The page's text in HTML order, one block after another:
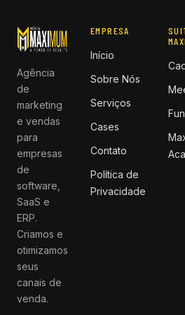
Agência
de
marketing
e vendas
para
empresas
de
software,
SaaS e
ERP.
Criamos e
otimizamos
seus
canais de
venda.
EMPRESA
Início
Sobre Nós
Serviços
Cases
Contato
Política de
Privacidade